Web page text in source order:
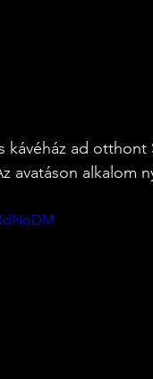
kávéház ad otthont
avatáson alkalom